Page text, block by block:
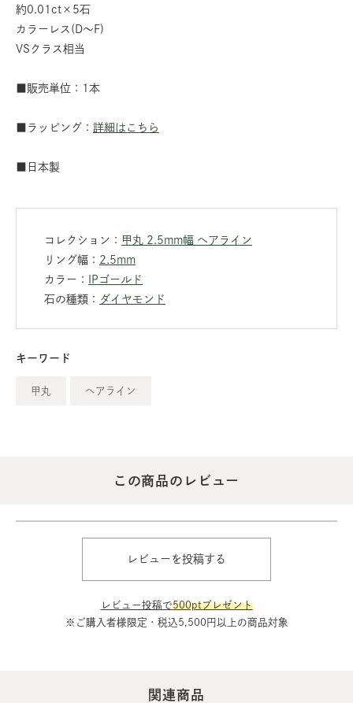
約0.01ct×5石
カラーレス(D～F)
VSクラス相当
■販売単位：1本
■ラッピング： 詳細はこちら
■日本製
コレクション： 甲丸 2.5mm幅 ヘアライン
リング幅： 2.5mm
カラー：
IPゴールド
石の種類： ダイヤモンド
キーワード
甲丸 ヘアライン
この商品のレビュー
レビューを投稿する
レビュー投稿で500ptプレゼント
※ご購入者様限定・税込5,500円以上の商品対象
関連商品